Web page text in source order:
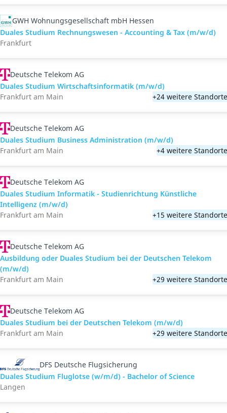
GWH Wohnungsgesellschaft mbH Hessen
Duales Studium Rechnungswesen - Accounting & Tax (m/w/d)
Frankfurt
Deutsche Telekom AG
Duales Studium Wirtschaftsinformatik (m/w/d)
Frankfurt am Main
+24 weitere Standorte
Deutsche Telekom AG
Duales Studium Business Administration (m/w/d)
Frankfurt am Main
+4 weitere Standorte
Deutsche Telekom AG
Duales Studium Informatik - Studienrichtung Künstliche
Intelligenz (m/w/d)
Frankfurt am Main
+15 weitere Standorte
Deutsche Telekom AG
Ausbildung oder Duales Studium bei der Deutschen Telekom
(m/w/d)
Frankfurt am Main
+29 weitere Standorte
Deutsche Telekom AG
Duales Studium bei der Deutschen Telekom (m/w/d)
Frankfurt am Main
+29 weitere Standorte
DFS Deutsche Flugsicherung
Duales Studium Fluglotse (w/m/d) - Bachelor of Science
Langen